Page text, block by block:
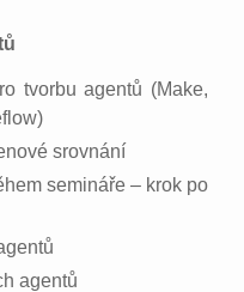
tvorbu agentů (Make,
srovnání
semináře – krok po
agentů